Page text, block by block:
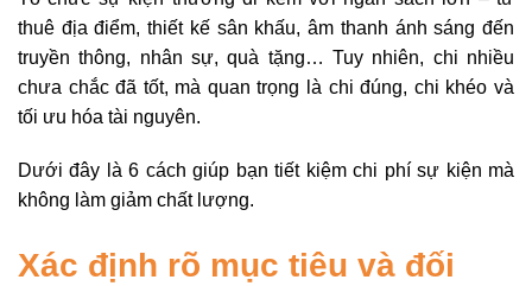
thuê địa điểm, thiết kế sân khấu, âm thanh ánh sáng đến
truyền thông, nhân sự, quà tặng… Tuy nhiên, chi nhiều
chưa chắc đã tốt, mà quan trọng là chi đúng, chi khéo và
tối ưu hóa tài nguyên.
Dưới đây là 6 cách giúp bạn tiết kiệm chi phí sự kiện mà
không làm giảm chất lượng.
Xác định rõ mục tiêu và đối